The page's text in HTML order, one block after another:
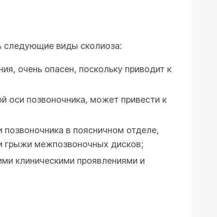
следующие виды сколиоза:
очень опасен, поскольку приводит к
оси позвоночника, может привести к
в поясничном отделе,
грыжи межпозвоночных дисков;
клиническими проявлениями и